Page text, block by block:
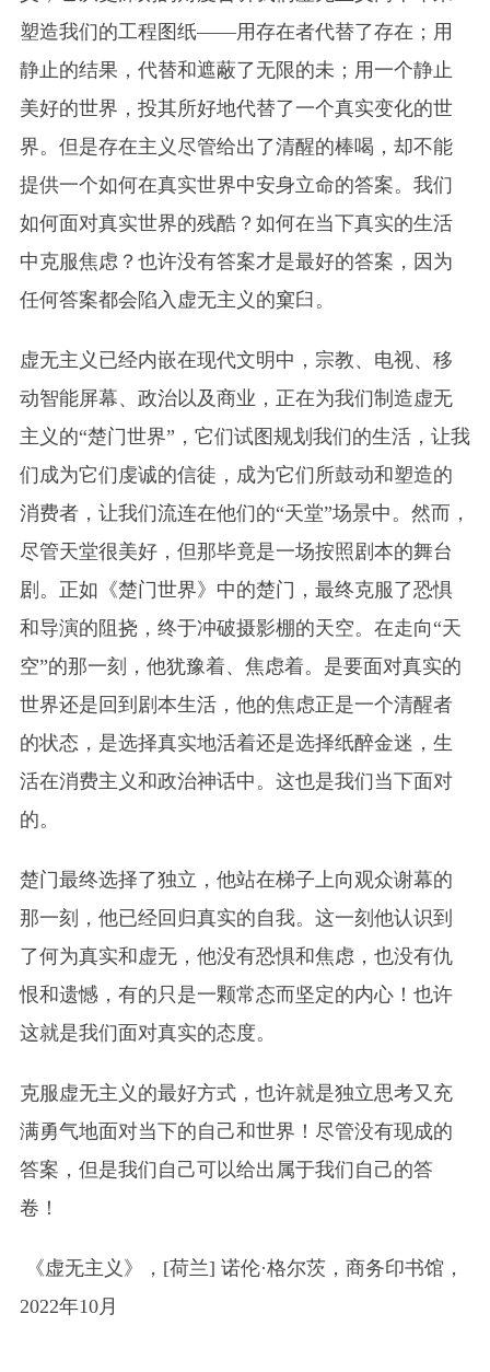
塑造我们的工程图纸——用存在者代替了存在；用
静止的结果，代替和遮蔽了无限的未；用一个静止
美好的世界，投其所好地代替了一个真实变化的世
界。但是存在主义尽管给出了清醒的棒喝，却不能
提供一个如何在真实世界中安身立命的答案。我们
如何面对真实世界的残酷？如何在当下真实的生活
中克服焦虑？也许没有答案才是最好的答案，因为
任何答案都会陷入虚无主义的窠臼。
虚无主义已经内嵌在现代文明中，宗教、电视、移
动智能屏幕、政治以及商业，正在为我们制造虚无
主义的“楚门世界”，它们试图规划我们的生活，让我
们成为它们虔诚的信徒，成为它们所鼓动和塑造的
消费者，让我们流连在他们的“天堂”场景中。然而，
尽管天堂很美好，但那毕竟是一场按照剧本的舞台
剧。正如《楚门世界》中的楚门，最终克服了恐惧
和导演的阻挠，终于冲破摄影棚的天空。在走向“天
空”的那一刻，他犹豫着、焦虑着。是要面对真实的
世界还是回到剧本生活，他的焦虑正是一个清醒者
的状态，是选择真实地活着还是选择纸醉金迷，生
活在消费主义和政治神话中。这也是我们当下面对
的。
楚门最终选择了独立，他站在梯子上向观众谢幕的
那一刻，他已经回归真实的自我。这一刻他认识到
了何为真实和虚无，他没有恐惧和焦虑，也没有仇
恨和遗憾，有的只是一颗常态而坚定的内心！也许
这就是我们面对真实的态度。
克服虚无主义的最好方式，也许就是独立思考又充
满勇气地面对当下的自己和世界！尽管没有现成的
答案，但是我们自己可以给出属于我们自己的答
卷！
《虚无主义》，[荷兰] 诺伦·格尔茨，商务印书馆，
2022年10月